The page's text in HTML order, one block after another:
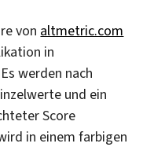
von altmetric.com
in
werden nach
und ein
Score
in einem farbigen